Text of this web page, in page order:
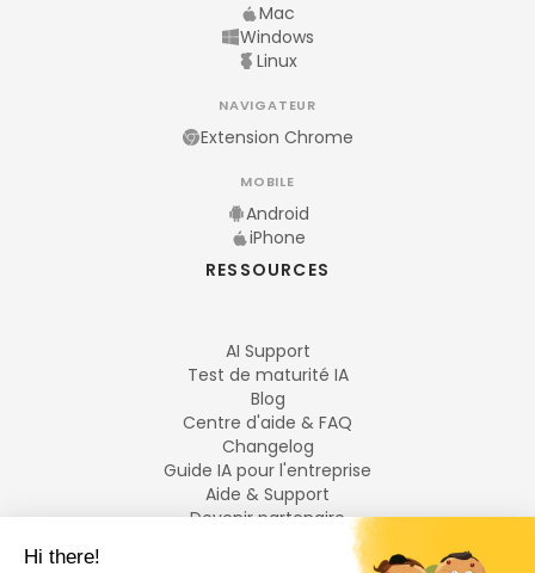
Mac
Windows
Linux
NAVIGATEUR
Extension Chrome
MOBILE
Android
iPhone
RESSOURCES
AI Support
Test de maturité IA
Blog
Centre d'aide & FAQ
Changelog
Guide IA pour l'entreprise
Aide & Support
Devenir partenaire